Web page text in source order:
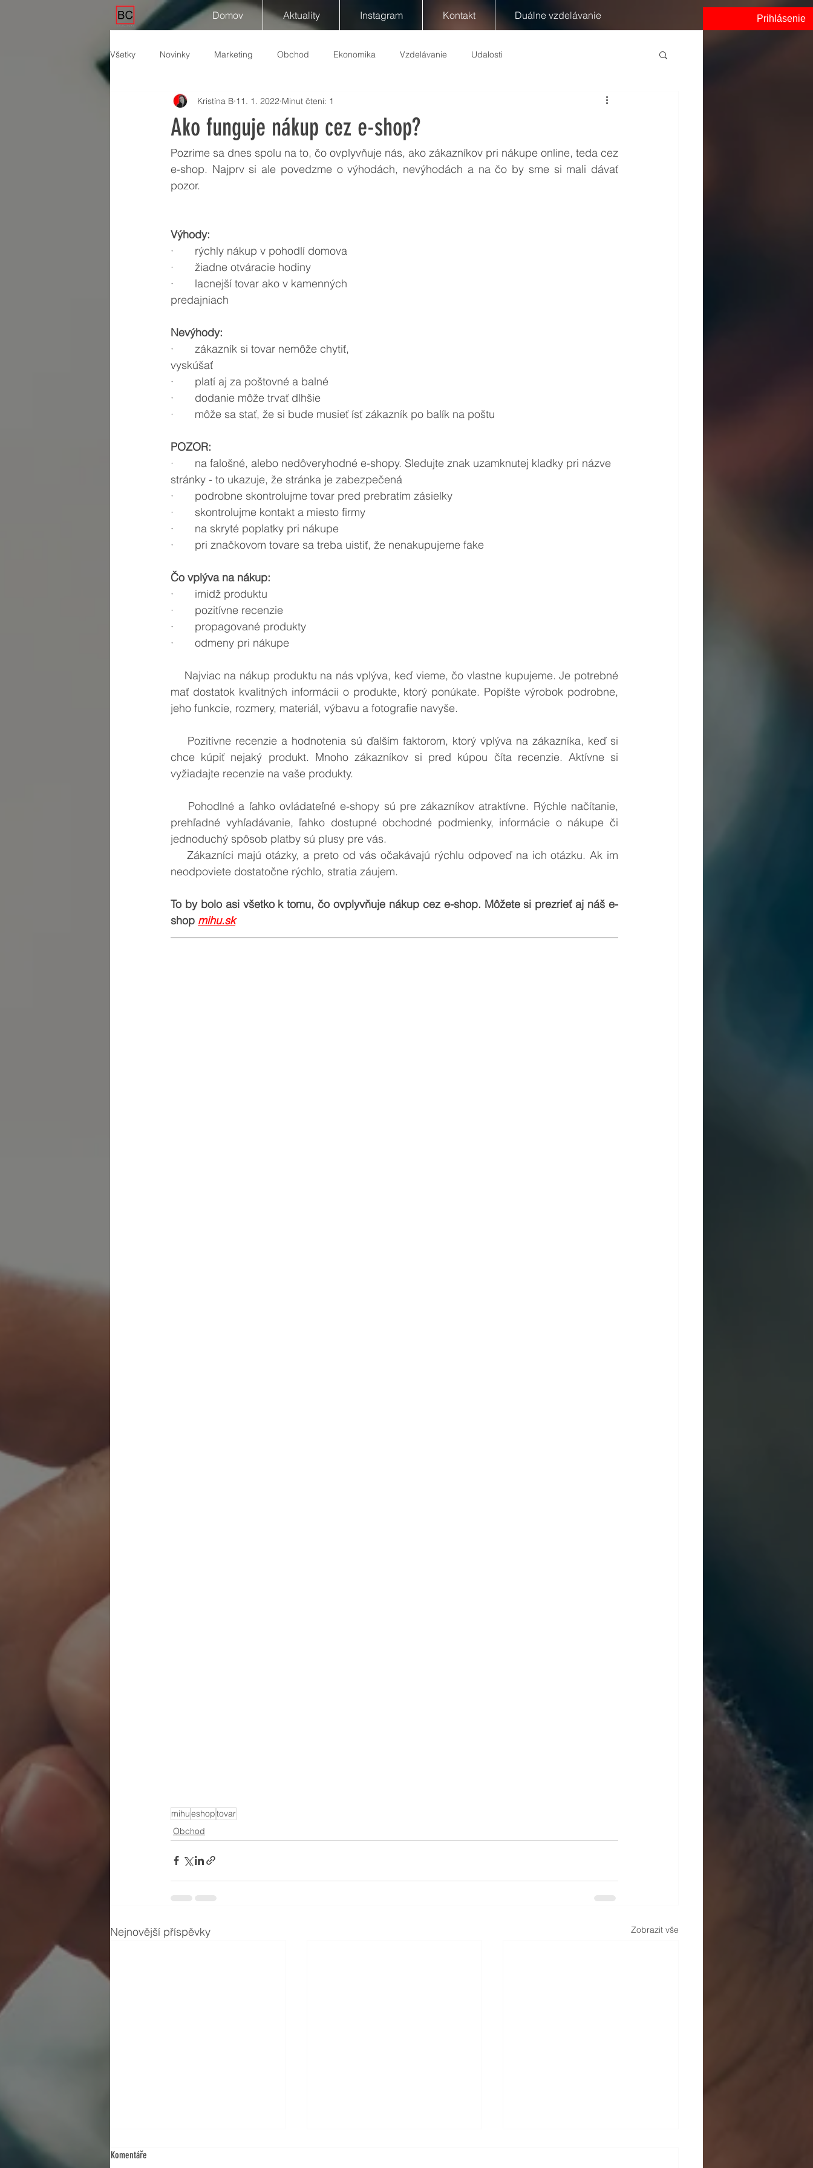
Domov Aktuality Instagram Kontakt Duálne vzdelávanie Prihlásenie
Všetky Novinky Marketing Obchod Ekonomika Vzdelávanie Udalosti
Ako funguje nákup cez e-shop?
Kristína B 11. 1. 2022 Minut čtení: 1
Pozrime sa dnes spolu na to, čo ovplyvňuje nás, ako zákazníkov pri nákupe online, teda cez
e-shop. Najprv si ale povedzme o výhodách, nevýhodách a na čo by sme si mali dávať
pozor.
Výhody:
·       rýchly nákup v pohodlí domova
·       žiadne otváracie hodiny
·       lacnejší tovar ako v kamenných
predajniach
Nevýhody:
·       zákazník si tovar nemôže chytiť,
vyskúšať
·       platí aj za poštovné a balné
·       dodanie môže trvať dlhšie
·       môže sa stať, že si bude musieť ísť zákazník po balík na poštu
POZOR:
·       na falošné, alebo nedôveryhodné e-shopy. Sledujte znak uzamknutej kladky pri názve
stránky - to ukazuje, že stránka je zabezpečená
·       podrobne skontrolujme tovar pred prebratím zásielky
·       skontrolujme kontakt a miesto firmy
·       na skryté poplatky pri nákupe
·       pri značkovom tovare sa treba uistiť, že nenakupujeme fake
Čo vplýva na nákup:
·       imidž produktu
·       pozitívne recenzie
·       propagované produkty
·       odmeny pri nákupe
mať dostatok kvalitných informácii o produkte, ktorý ponúkate. Popíšte výrobok podrobne,
jeho funkcie, rozmery, materiál, výbavu a fotografie navyše.
chce kúpiť nejaký produkt. Mnoho zákazníkov si pred kúpou číta recenzie. Aktívne si
vyžiadajte recenzie na vaše produkty.
prehľadné vyhľadávanie, ľahko dostupné obchodné podmienky, informácie o nákupe či
jednoduchý spôsob platby sú plusy pre vás.
    Zákazníci majú otázky, a preto od vás očakávajú rýchlu odpoveď na ich otázku. Ak im
neodpoviete dostatočne rýchlo, stratia záujem.
To by bolo asi všetko k tomu, čo ovplyvňuje nákup cez e-shop. Môžete si prezrieť aj náš e-
shop mihu.sk
mihueshoptovar
Obchod
Nejnovější příspěvky Zobrazit vše
Komentáře